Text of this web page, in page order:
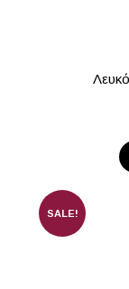
SALE!